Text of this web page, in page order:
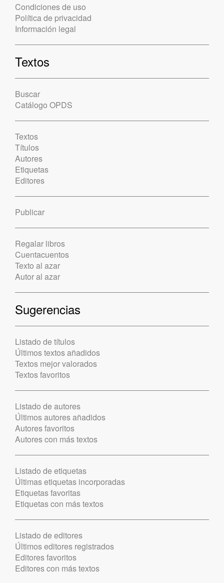
Condiciones de uso
Política de privacidad
Información legal
Textos
Buscar
Catálogo OPDS
Textos
Títulos
Autores
Etiquetas
Editores
Publicar
Regalar libros
Cuentacuentos
Texto al azar
Autor al azar
Sugerencias
Listado de títulos
Últimos textos añadidos
Textos mejor valorados
Textos favoritos
Listado de autores
Últimos autores añadidos
Autores favoritos
Autores con más textos
Listado de etiquetas
Últimas etiquetas incorporadas
Etiquetas favoritas
Etiquetas con más textos
Listado de editores
Últimos editores registrados
Editores favoritos
Editores con más textos